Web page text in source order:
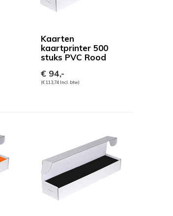
Kaarten
kaartprinter 500
stuks PVC Rood
€ 94,-
(€ 113,74 Incl. btw)